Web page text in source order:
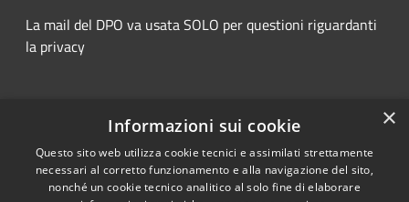
La mail del DPO va usata SOLO per questioni riguardanti
la privacy
Accessibility
Privacy
Comune convenzionato
Astigov
Progetto|Convenzione
×
Informazioni sui cookie
Questo sito web utilizza cookie tecnici e assimilati strettamente
necessari al corretto funzionamento e alla navigazione del sito,
nonché un cookie tecnico analitico al solo fine di elaborare